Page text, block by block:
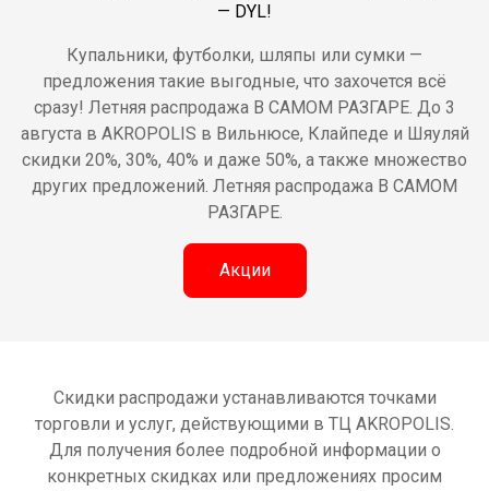
— DYL!
Купальники, футболки, шляпы или сумки —
предложения такие выгодные, что захочется всё
сразу! Летняя распродажа В САМОМ РАЗГАРЕ. До 3
августа в AKROPOLIS в Вильнюсе, Клайпеде и Шяуляй
скидки 20%, 30%, 40% и даже 50%, а также множество
других предложений. Летняя распродажа В САМОМ
РАЗГАРЕ.
Aкции
Скидки распродажи устанавливаются точками
торговли и услуг, действующими в ТЦ AKROPOLIS.
Для получения более подробной информации о
конкретных скидках или предложениях просим